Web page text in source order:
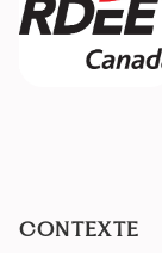
CONTEXTE